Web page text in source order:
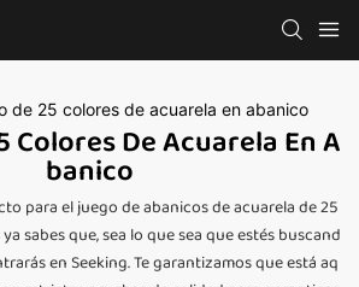
de 25 colores de acuarela en abanico
Colores De Acuarela En A
Banico
para el juego de abanicos de acuarela de 25
sabes que, sea lo que sea que estés buscand
en Seeking. Te garantizamos que está aq